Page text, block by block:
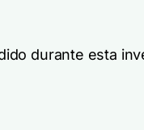
durante esta